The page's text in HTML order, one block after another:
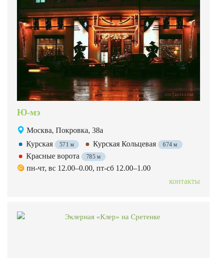
Ю-мэ
Москва, Покровка, 38а
Курская
571 м Курская Кольцевая 674 м
Красные ворота 785 м
пн-чт, вс 12.00–0.00, пт-сб 12.00–1.00
контакты